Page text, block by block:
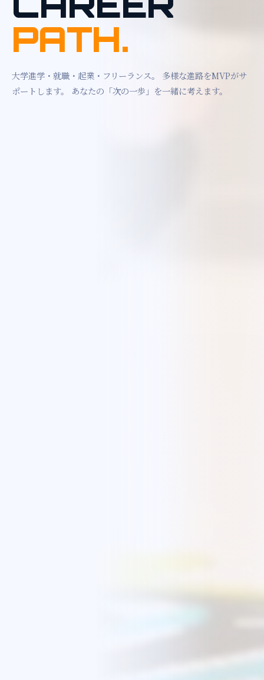
PATH.
大学進学・就職・起業・フリーランス。
多様な進路をMVPがサ
ポートします。
あなたの「次の一歩」を一緒に考えます。